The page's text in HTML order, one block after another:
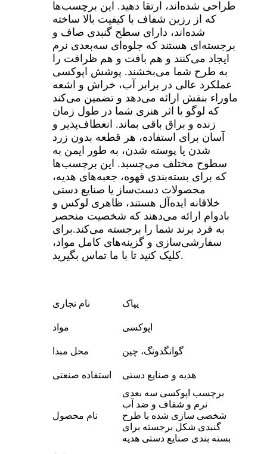
طراحی شده‌اند، ارتقا دهید. این برچسب‌ها
که از رزین شفاف با کیفیت بالا ساخته
شده‌اند، دارای سطح گنبدی صاف و
برجسته‌ای هستند که جلوه‌ای سه‌بعدی نرم
ایجاد می‌کنند و هم بافت و هم ظرافت را
به طرح شما می‌بخشند. پوشش اپوکسی
عملکرد عالی در برابر آب، خراش و اشعه
ماوراء بنفش ارائه می‌دهد و تضمین می‌کند
که لوگو یا اثر هنری شما در طول زمان
زنده و براق باقی بماند. انعطاف‌پذیر و
آسان برای استفاده، هر قطعه بدون زرد
شدن یا پوسته شدن، به طور ایمن به
سطوح مختلف می‌چسبد. این برچسب‌ها
که برای بسته‌بندی قهوه، جعبه‌های هدیه،
محصولات دست‌ساز یا صنایع دستی
خلاقانه ایده‌آل هستند، ظاهری لوکس و
بادوام ارائه می‌دهند که شخصیت منحصر
به فرد برند شما را برجسته می‌کند.برای
سفارشی‌سازی و گزینه‌های کامل مواد،
کلیک کنید تا با ما تماس بگیرید.
نام تجاری یپاک
مواد اپوکسی
محل مبدا گوانگدونگ، چین
استفاده صنعتی هدیه و صنایع دستی
نام محصول
برچسب اپوکسی سه بعدی
نرم و شفاف و ضد آب
شخصی سازی شده با طرح
گنبدی شکل برجسته برای
بسته بندی صنایع دستی هدیه